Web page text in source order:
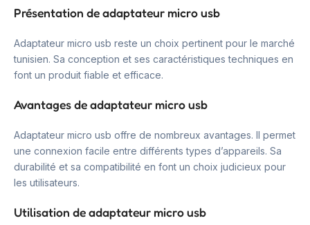
Présentation de adaptateur micro usb
Adaptateur micro usb reste un choix pertinent pour le marché
tunisien. Sa conception et ses caractéristiques techniques en
font un produit fiable et efficace.
Avantages de adaptateur micro usb
Adaptateur micro usb offre de nombreux avantages. Il permet
une connexion facile entre différents types d’appareils. Sa
durabilité et sa compatibilité en font un choix judicieux pour
les utilisateurs.
Utilisation de adaptateur micro usb